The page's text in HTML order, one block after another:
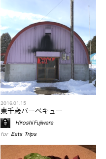
2016.01.15
東千歳バーベキュー
Hiroshi Fujiwara
for Eats, Trips